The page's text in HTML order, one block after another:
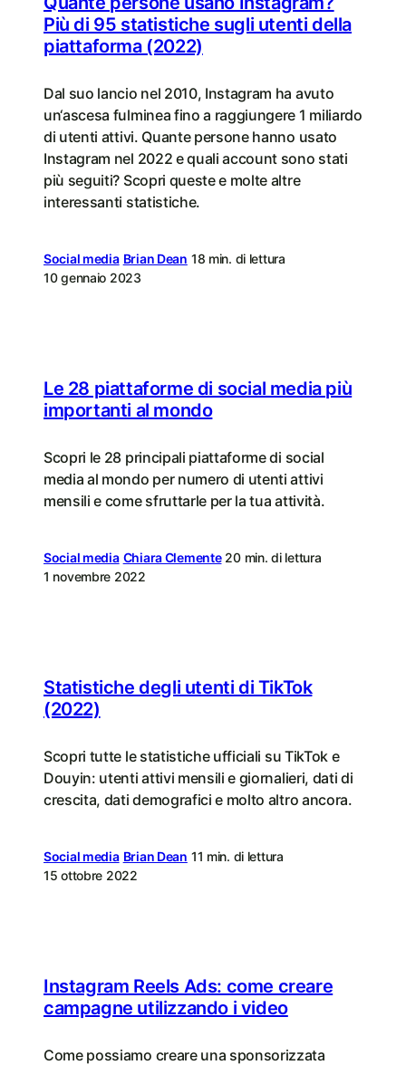
Più di 95 statistiche sugli utenti della
piattaforma (2022)
Dal suo lancio nel 2010, Instagram ha avuto
un‘ascesa fulminea fino a raggiungere 1 miliardo
di utenti attivi. Quante persone hanno usato
Instagram nel 2022 e quali account sono stati
più seguiti? Scopri queste e molte altre
interessanti statistiche.
Social media Brian Dean 18 min. di lettura
10 gennaio 2023
Le 28 piattaforme di social media più
importanti al mondo
Scopri le 28 principali piattaforme di social
media al mondo per numero di utenti attivi
mensili e come sfruttarle per la tua attività.
Social media Chiara Clemente 20 min. di lettura
1 novembre 2022
Statistiche degli utenti di TikTok
(2022)
Scopri tutte le statistiche ufficiali su TikTok e
Douyin: utenti attivi mensili e giornalieri, dati di
crescita, dati demografici e molto altro ancora.
Social media Brian Dean 11 min. di lettura
15 ottobre 2022
Instagram Reels Ads: come creare
campagne utilizzando i video
Come possiamo creare una sponsorizzata